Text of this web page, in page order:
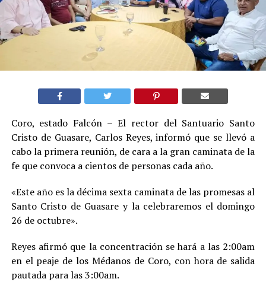
Coro, estado Falcón – El rector del Santuario Santo
Cristo de Guasare, Carlos Reyes, informó que se llevó a
cabo la primera reunión, de cara a la gran caminata de la
fe que convoca a cientos de personas cada año.
«Este año es la décima sexta caminata de las promesas al
Santo Cristo de Guasare y la celebraremos el domingo
26 de octubre».
Reyes afirmó que la concentración se hará a las 2:00am
en el peaje de los Médanos de Coro, con hora de salida
pautada para las 3:00am.